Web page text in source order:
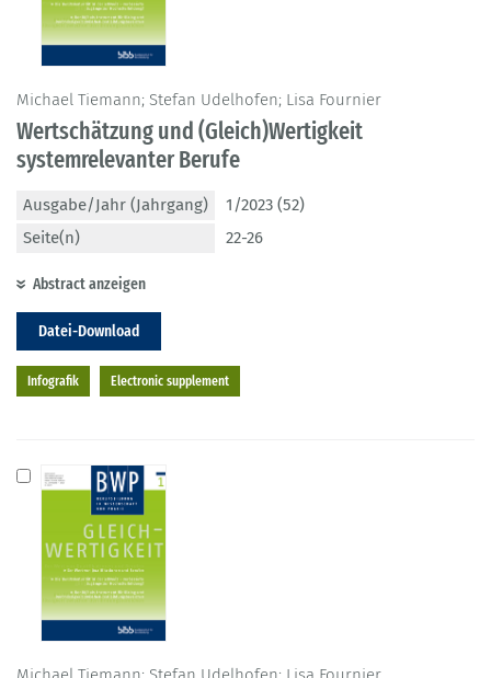
Michael Tiemann; Stefan Udelhofen; Lisa Fournier
Wertschätzung und (Gleich)Wertigkeit
systemrelevanter Berufe
Ausgabe/Jahr (Jahrgang)
1/2023 (52)
Seite(n)
22-26
Abstract anzeigen
Datei-Download
Infografik Electronic supplement